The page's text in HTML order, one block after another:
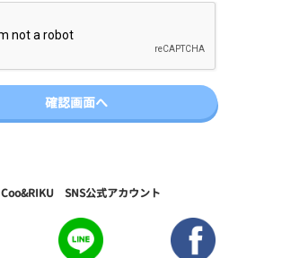
Coo&RIKU SNS公式アカウント